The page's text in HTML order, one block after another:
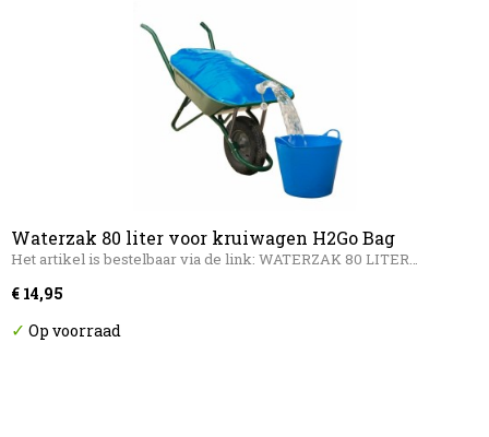
Waterzak 80 liter voor kruiwagen H2Go Bag
Het artikel is bestelbaar via de link: WATERZAK 80 LITER…
€ 14,95
✓ Op voorraad